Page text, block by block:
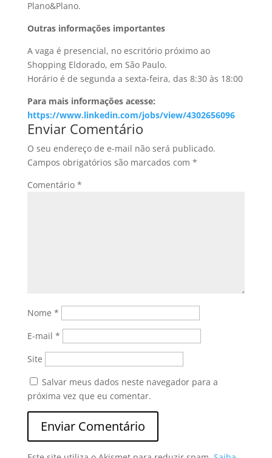
Plano&Plano.
Outras informações importantes
A vaga é presencial, no escritório próximo ao
Shopping Eldorado, em São Paulo.
Horário é de segunda a sexta-feira, das 8:30 às 18:00
Para mais informações acesse:
https://www.linkedin.com/jobs/view/4302656096
Enviar Comentário
O seu endereço de e-mail não será publicado.
Campos obrigatórios são marcados com *
Comentário *
Nome *
E-mail *
Site
Salvar meus dados neste navegador para a
próxima vez que eu comentar.